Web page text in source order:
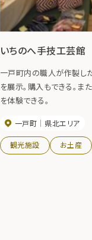
いちのへ手技工芸館
一戸町内の職人が作製し
を展示。購入もできる。
を体験できる。
一戸町 県北エリア
観光施設 お土産